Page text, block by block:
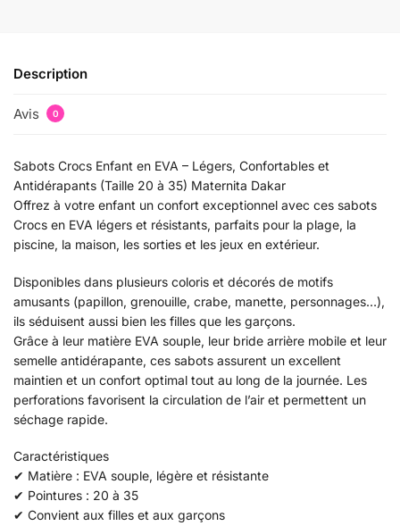
Description
Avis 0
Sabots Crocs Enfant en EVA – Légers, Confortables et
Antidérapants (Taille 20 à 35) Maternita Dakar
Offrez à votre enfant un confort exceptionnel avec ces sabots
Crocs en EVA légers et résistants, parfaits pour la plage, la
piscine, la maison, les sorties et les jeux en extérieur.
Disponibles dans plusieurs coloris et décorés de motifs
amusants (papillon, grenouille, crabe, manette, personnages…),
ils séduisent aussi bien les filles que les garçons.
Grâce à leur matière EVA souple, leur bride arrière mobile et leur
semelle antidérapante, ces sabots assurent un excellent
maintien et un confort optimal tout au long de la journée. Les
perforations favorisent la circulation de l’air et permettent un
séchage rapide.
Caractéristiques
✔ Matière : EVA souple, légère et résistante
✔ Pointures : 20 à 35
✔ Convient aux filles et aux garçons